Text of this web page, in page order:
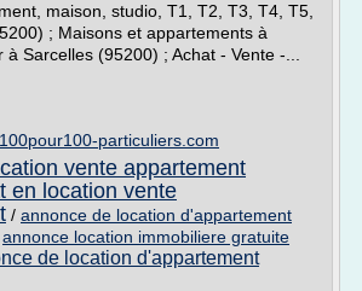
maison, studio, T1, T2, T3, T4, T5,
; Maisons et appartements à
Sarcelles (95200) ; Achat - Vente -...
particuliers.com
vente appartement
en location vente
/ annonce de location d'appartement
annonce location immobiliere gratuite
de location d'appartement